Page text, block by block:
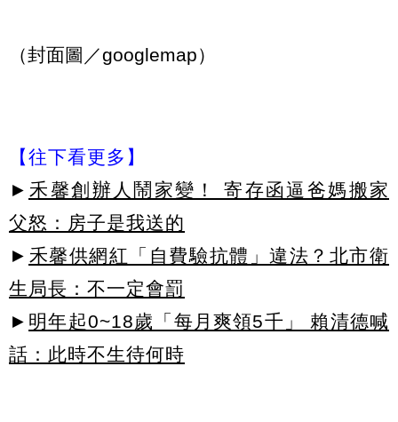
（封面圖／googlemap）
【往下看更多】
► 禾馨創辦人鬧家變！ 寄存函逼爸媽搬家
父怒：房子是我送的
► 禾馨供網紅「自費驗抗體」違法？北市衛
生局長：不一定會罰
► 明年起0~18歲「每月爽領5千」 賴清德喊
話：此時不生待何時